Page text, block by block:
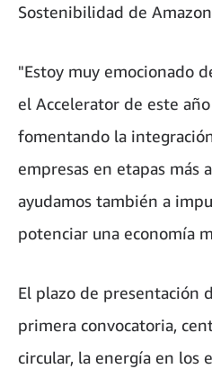
Sostenibilidad de
"Estoy muy emocionado
el Accelerator de este
fomentando la
empresas en etapas más
ayudamos también a
potenciar una economía
El plazo de presentación
primera convocatoria,
circular, la energía en los